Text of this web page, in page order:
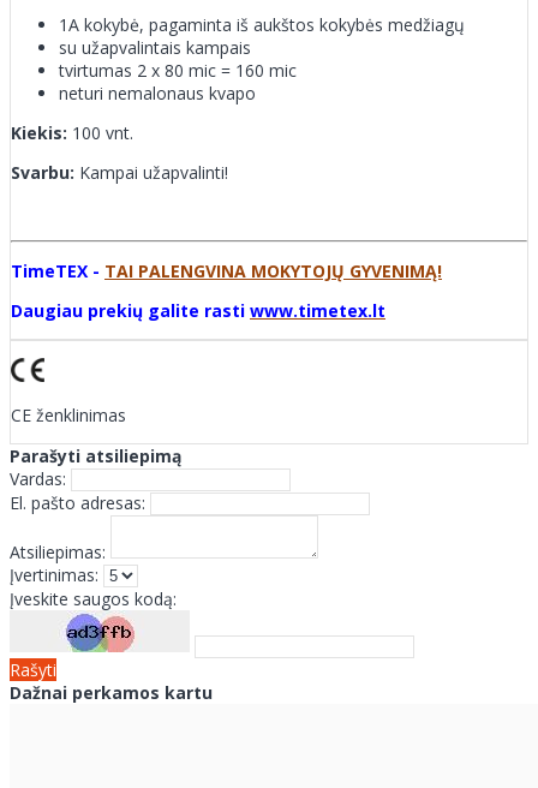
1A kokybė, pagaminta iš aukštos kokybės medžiagų
su užapvalintais kampais
tvirtumas 2 x 80 mic = 160 mic
neturi nemalonaus kvapo
Kiekis: 100 vnt.
Svarbu: Kampai užapvalinti!
TimeTEX - TAI PALENGVINA MOKYTOJŲ GYVENIMĄ!
Daugiau prekių galite rasti www.timetex.lt
CE ženklinimas
Parašyti atsiliepimą
Vardas:
El. pašto adresas:
Atsiliepimas:
Įvertinimas:
Įveskite saugos kodą:
Rašyti
Dažnai perkamos kartu